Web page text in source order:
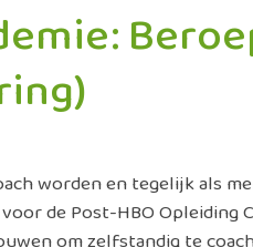
worden en tegelijk als
de Post-HBO
om zelfstandig te